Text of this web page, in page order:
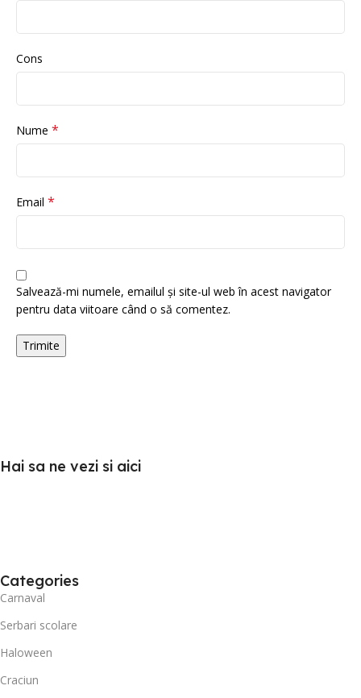
Cons
Nume *
Email *
Salvează-mi numele, emailul și site-ul web în acest navigator
pentru data viitoare când o să comentez.
Hai sa ne vezi si aici
Categories
Carnaval
Serbari scolare
Haloween
Craciun